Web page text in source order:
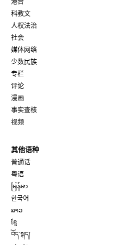
科教文
人权法治
社会
媒体网络
少数民族
专栏
评论
漫画
事实查核
视频
其他语种
普通话
粤语
မြန်မာ
한국어
ລາວ
ខ្មែ
བོད་སྐད།